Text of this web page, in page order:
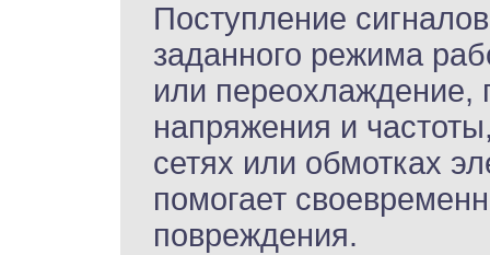
Поступление
заданного режима
или
напряжения и
сетях или обмотках
помогает
повреждения.